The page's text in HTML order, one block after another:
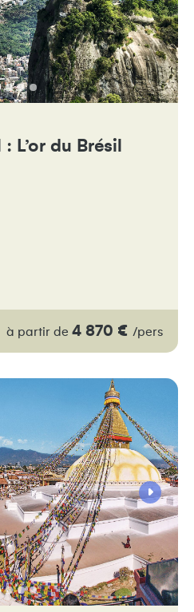
L’or du Brésil
à partir de 4 870 € /pers